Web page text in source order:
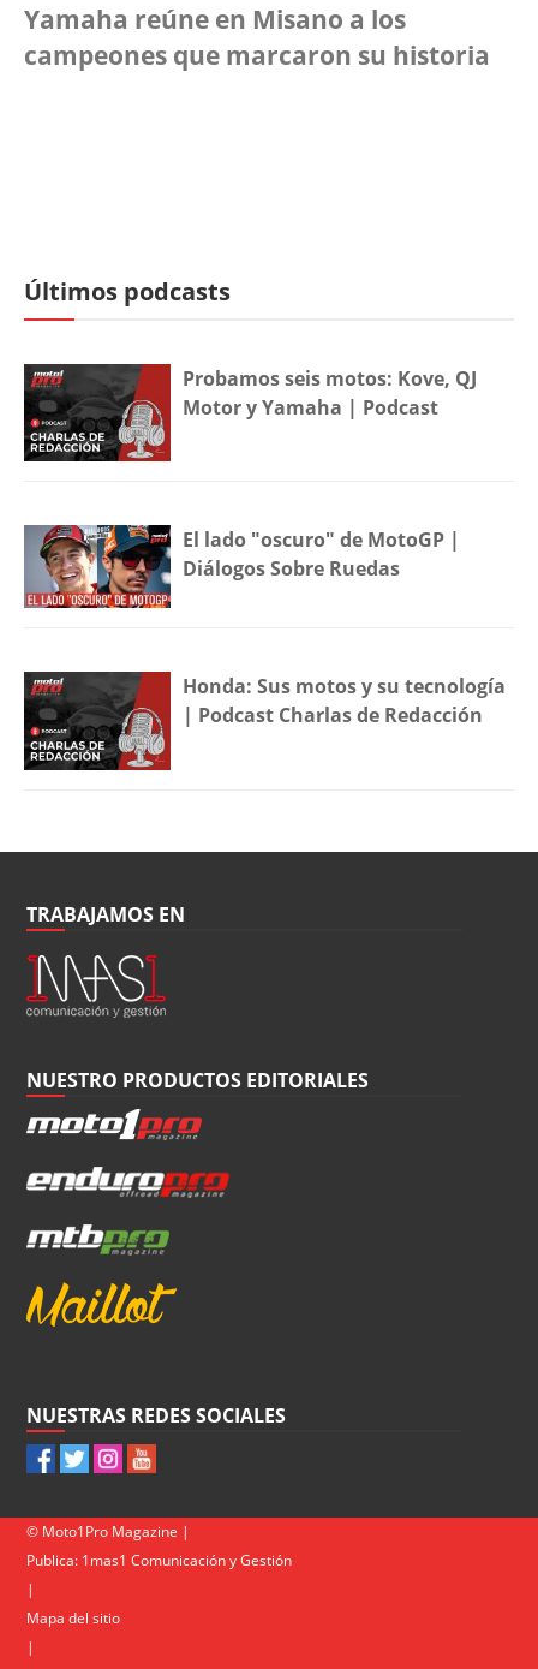
Yamaha reúne en Misano a los
campeones que marcaron su historia
Últimos podcasts
Probamos seis motos: Kove, QJ
Motor y Yamaha | Podcast
El lado "oscuro" de MotoGP |
Diálogos Sobre Ruedas
Honda: Sus motos y su tecnología
| Podcast Charlas de Redacción
TRABAJAMOS EN
NUESTRO PRODUCTOS EDITORIALES
NUESTRAS REDES SOCIALES
© Moto1Pro Magazine |
Publica: 1mas1 Comunicación y Gestión
|
Mapa del sitio
|